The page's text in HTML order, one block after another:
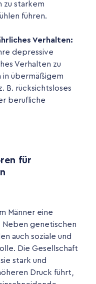
zu starkem
führen.
Verhalten:
depressive
Verhalten zu
in übermäßigem
B. rücksichtsloses
berufliche
für
Männer eine
Neben genetischen
auch soziale und
Die Gesellschaft
stark und
Druck führt,